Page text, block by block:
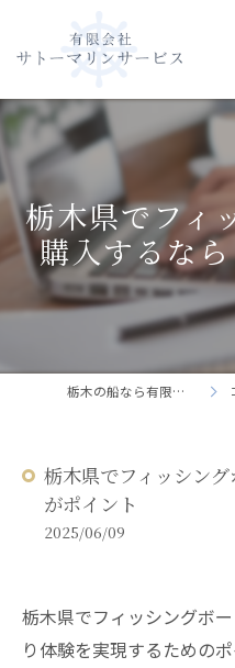
栃木県でフィ
購入するな
栃木の船なら有限会社サトーマリンサービス
栃木県でフィッシン
がポイント
2025/06/09
栃木県でフィッシングボ
り体験を実現するための